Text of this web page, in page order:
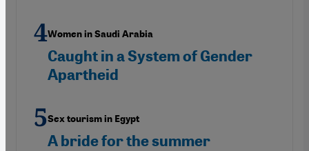
Women in Saudi Arabia
Caught in a System of Gender
Apartheid
Sex tourism in Egypt
A bride for the summer